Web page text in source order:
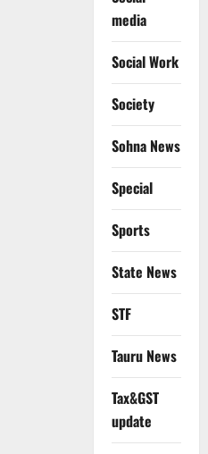
media
Social Work
Society
Sohna News
Special
Sports
State News
STF
Tauru News
Tax&GST
update